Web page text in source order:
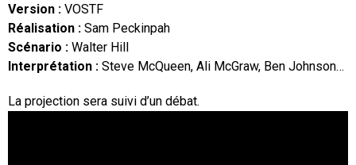
Version : VOSTF
Réalisation : Sam Peckinpah
Scénario : Walter Hill
Interprétation : Steve McQueen, Ali McGraw, Ben Johnson…
La projection sera suivi d’un débat.